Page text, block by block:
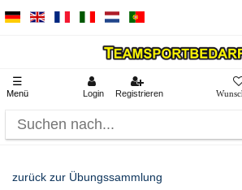
☰
Menü Login Registrieren
zurück zur Übungssammlung